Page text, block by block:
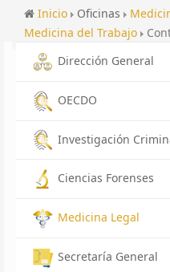
Inicio Oficinas
Medicina del Trabajo
Dirección General
OECDO
Investigación
Ciencias Forenses
Medicina Legal
Secretaría General